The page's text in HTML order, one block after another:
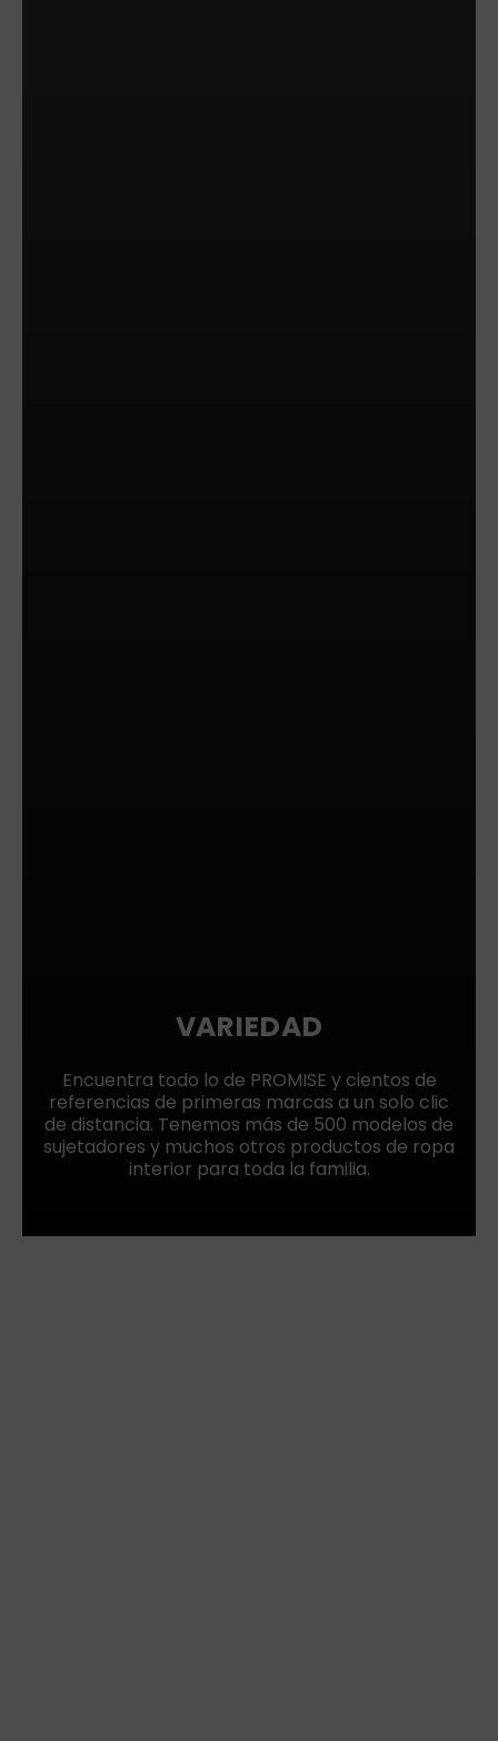
VARIEDAD
Encuentra todo lo de PROMISE y cientos de
referencias de primeras marcas a un solo clic
de distancia. Tenemos más de 500 modelos de
sujetadores y muchos otros productos de ropa
interior para toda la familia.